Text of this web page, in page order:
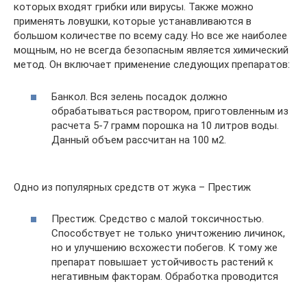
которых входят грибки или вирусы. Также можно
применять ловушки, которые устанавливаются в
большом количестве по всему саду. Но все же наиболее
мощным, но не всегда безопасным является химический
метод. Он включает применение следующих препаратов:
Банкол. Вся зелень посадок должно
обрабатываться раствором, приготовленным из
расчета 5-7 грамм порошка на 10 литров воды.
Данный объем рассчитан на 100 м2.
Одно из популярных средств от жука – Престиж
Престиж. Средство с малой токсичностью.
Способствует не только уничтожению личинок,
но и улучшению всхожести побегов. К тому же
препарат повышает устойчивость растений к
негативным факторам. Обработка проводится